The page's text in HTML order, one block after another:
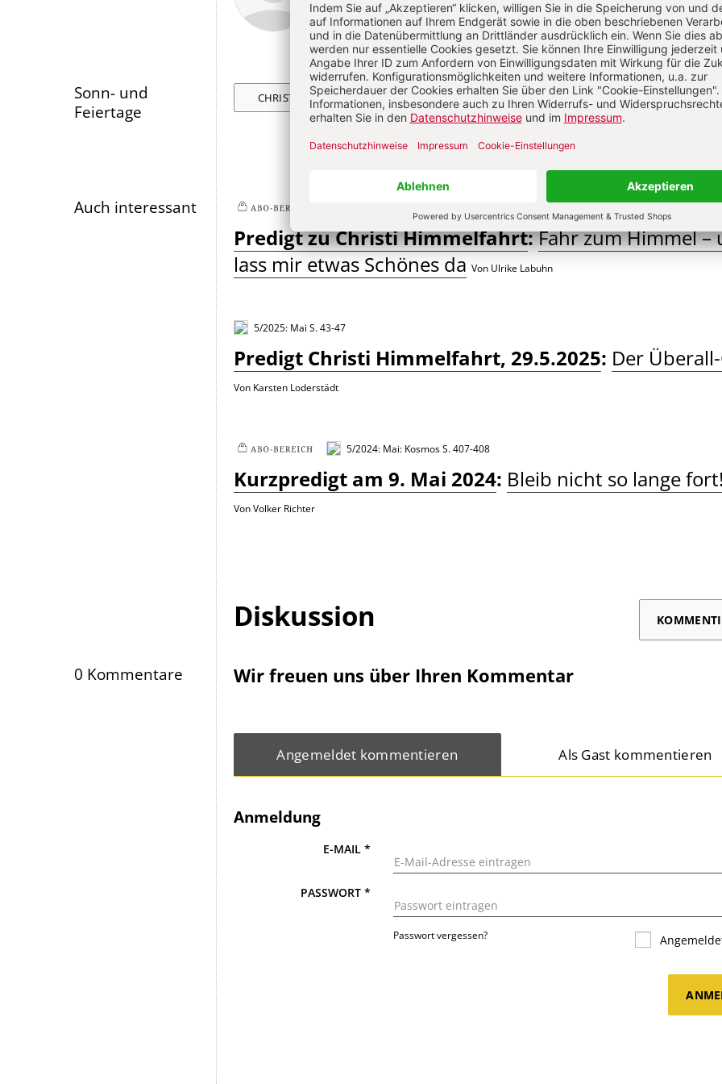
Sonn- und
Feiertage
CHRISTI HIMMELFAHRT
Auch interessant
Predigt zu Christi Himmelfahrt:Fahr zum Himmel –
lass mir etwas Schönes da Von Ulrike Labuhn
5/2025: Mai S. 43-47
Predigt Christi Himmelfahrt, 29.5.2025: Der
Von Karsten Loderstädt
5/2024: Mai: Kosmos S. 407-408
Kurzpredigt am 9. Mai 2024: Bleib nicht so lange fort!
Von Volker Richter
Diskussion
0 Kommentare Wir freuen uns über Ihren Kommentar
Angemeldet kommentieren Als Gast kommentieren
Anmeldung
E-MAIL*
PASSWORT*
Passwort vergessen?